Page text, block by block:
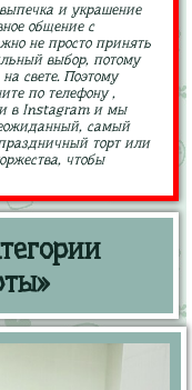
и украшение
общение с
не просто принять
выбор, потому
свете. Поэтому
по телефону ,
в Instagram и мы
самый
торт или
чтобы